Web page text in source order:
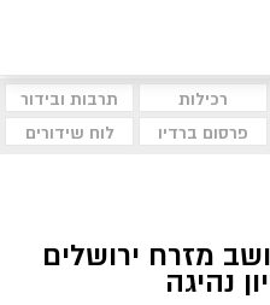
רכילות
תרבות ובידור
פרסום ברדיו לוח שידורים
מזרח ירושלים
נהיגה